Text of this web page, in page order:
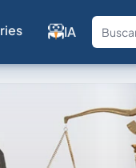
IA